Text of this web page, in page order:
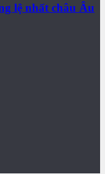
lệ nhất châu Âu